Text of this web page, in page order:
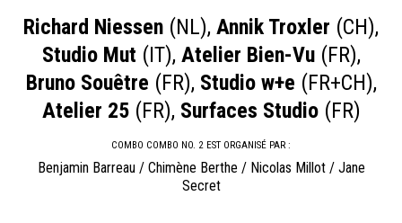
Richard Niessen (NL), Annik Troxler (CH),
Studio Mut (IT), Atelier Bien-Vu(FR),
Bruno Souêtre (FR), Studio w+e (FR+CH),
Atelier 25(FR), Surfaces Studio(FR)
COMBO COMBO NO. 2 EST ORGANISÉ PAR :
Benjamin Barreau / Chimène Berthe / Nicolas Millot / Jane
Secret